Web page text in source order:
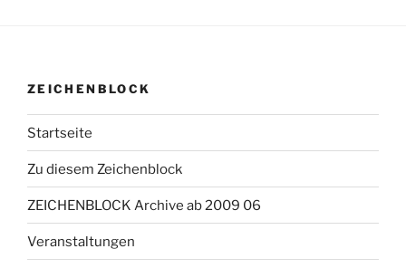
ZEICHENBLOCK
Startseite
Zu diesem Zeichenblock
ZEICHENBLOCK Archive ab 2009 06
Veranstaltungen